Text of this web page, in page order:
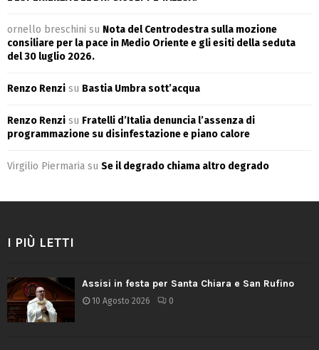
ornello breschini su Nota del Centrodestra sulla mozione
consiliare per la pace in Medio Oriente e gli esiti della seduta
del 30 luglio 2026.
Renzo Renzi su Bastia Umbra sott’acqua
Renzo Renzi su Fratelli d’Italia denuncia l’assenza di
programmazione su disinfestazione e piano calore
Virgilio Piermaria su Se il degrado chiama altro degrado
I PIÙ LETTI
Assisi in festa per Santa Chiara e San Rufino
10 Agosto 2026 0